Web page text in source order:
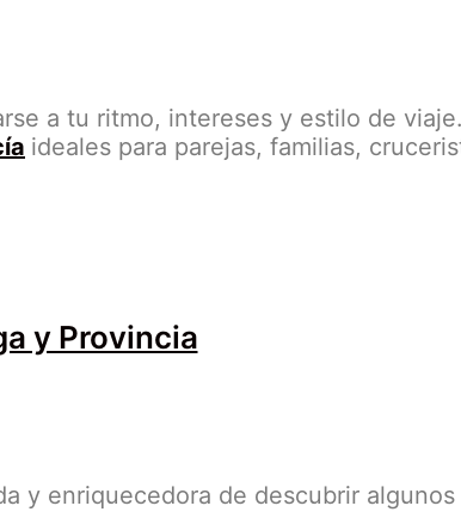
a tu ritmo, intereses y estilo de
ideales para parejas, familias,
y Provincia
y enriquecedora de descubrir